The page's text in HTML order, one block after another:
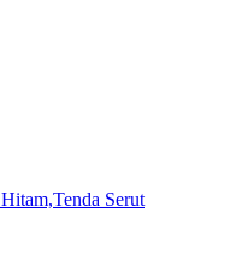
Serut